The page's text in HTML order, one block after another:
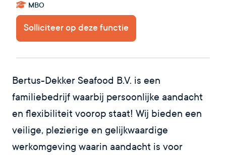
MBO
Solliciteer op deze functie
Bertus-Dekker Seafood B.V. is een
familiebedrijf waarbij persoonlijke aandacht
en flexibiliteit voorop staat! Wij bieden een
veilige, plezierige en gelijkwaardige
werkomgeving waarin aandacht is voor